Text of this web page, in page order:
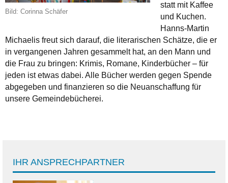
Bild: Corinna Schäfer
statt mit Kaffee
und Kuchen.
Hanns-Martin
Michaelis freut sich darauf, die literarischen Schätze, die er
in vergangenen Jahren gesammelt hat, an den Mann und
die Frau zu bringen: Krimis, Romane, Kinderbücher – für
jeden ist etwas dabei. Alle Bücher werden gegen Spende
abgegeben und finanzieren so die Neuanschaffung für
unsere Gemeindebücherei.
IHR ANSPRECHPARTNER